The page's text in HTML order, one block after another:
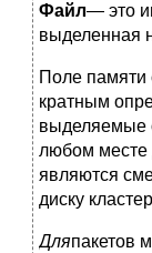
Файл— это
выделенная
Поле памяти
кратным
выделяемые
любом месте
являются
диску
Дляпакетов